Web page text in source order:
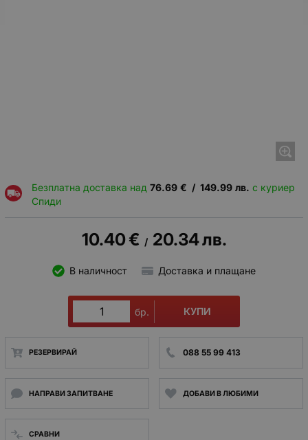
Безплатна доставка над 76.69 € / 149.99 лв. с куриер
Спиди
10.40€ / 20.34лв.
В наличност Доставка и плащане
бр. КУПИ
РЕЗЕРВИРАЙ 088 55 99 413
НАПРАВИ ЗАПИТВАНЕ ДОБАВИ В ЛЮБИМИ
СРАВНИ